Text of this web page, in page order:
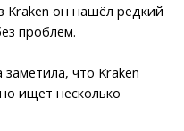
Kraken он нашёл редкий
проблем.
что Kraken
ищет несколько